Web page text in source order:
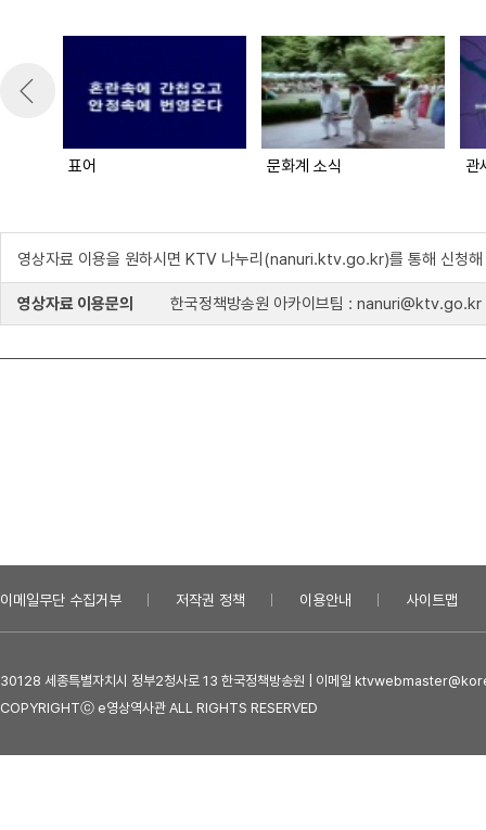
표어 문화계 소식 관
영상자료 이용을 원하시면 KTV 나누리(nanuri.ktv.go.kr)를 통해 신청해
영상자료 이용문의 한국정책방송원 아카이브팀 : nanuri@ktv.go.kr
이메일무단 수집거부 저작권 정책 이용안내 사이트맵
30128 세종특별자치시 정부2청사로 13 한국정책방송원 | 이메일
COPYRIGHTⓒ e영상역사관 ALL RIGHTS RESERVED